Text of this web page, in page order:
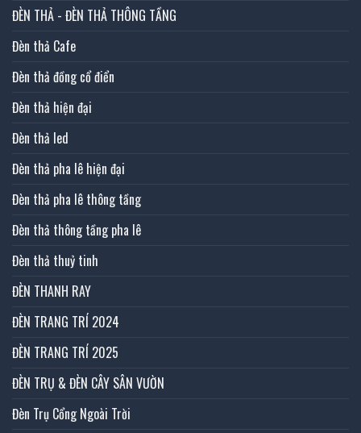
ĐÈN THẢ - ĐÈN THẢ THÔNG TẦNG
Đèn thả Cafe
Đèn thả đồng cổ điển
Đèn thả hiện đại
Đèn thả led
Đèn thả pha lê hiện đại
Đèn thả pha lê thông tầng
Đèn thả thông tầng pha lê
Đèn thả thuỷ tinh
ĐÈN THANH RAY
ĐÈN TRANG TRÍ 2024
ĐÈN TRANG TRÍ 2025
ĐÈN TRỤ & ĐÈN CÂY SÂN VƯỜN
Đèn Trụ Cổng Ngoài Trời